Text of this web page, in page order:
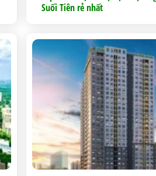
Suối Tiên rẻ nhất